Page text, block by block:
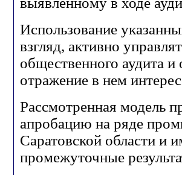
Использование
взгляд, активно
общественного аудита и
отражение в нем
Рассмотренная модель
апробацию на ряде
Саратовской области и
промежуточные